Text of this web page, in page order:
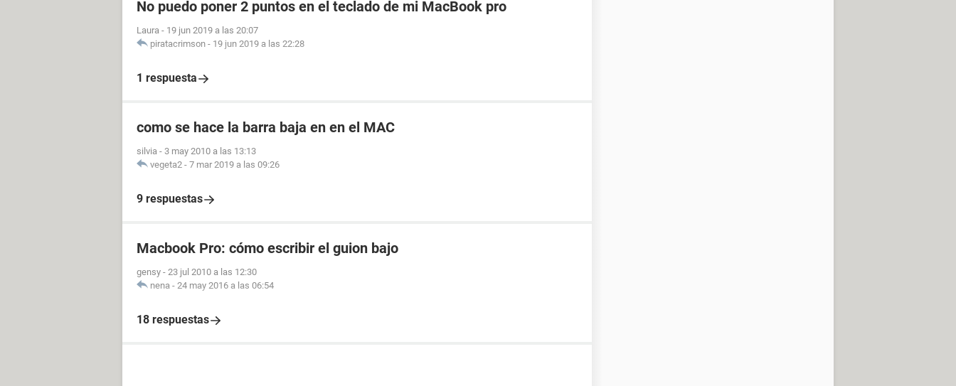
No puedo poner 2 puntos en el teclado de mi MacBook pro
Laura - 19 jun 2019 a las 20:07
piratacrimson - 19 jun 2019 a las 22:28
1 respuesta
como se hace la barra baja en en el MAC
silvia - 3 may 2010 a las 13:13
vegeta2 - 7 mar 2019 a las 09:26
9 respuestas
Macbook Pro: cómo escribir el guion bajo
gensy - 23 jul 2010 a las 12:30
nena - 24 may 2016 a las 06:54
18 respuestas